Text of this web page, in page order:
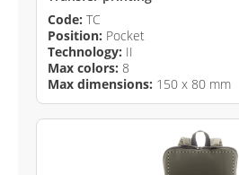
Code: TC
Position: Pocket
Technology: II
Max colors: 8
Max dimensions: 150 x 80 mm